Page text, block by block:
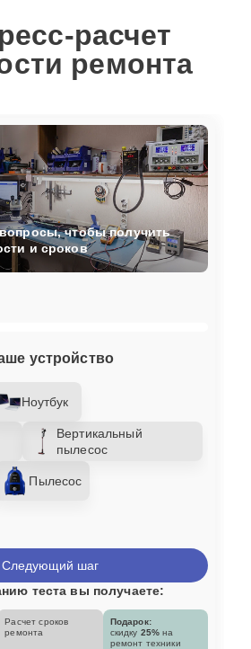
расчет
ремонта
устройство
Ноутбук
Вертикальный
пылесос
Пылесос
чтобы получить
и сроков
Следующий шаг
теста вы получаете:
Расчет сроков
ремонта
Подарок:
скидку 25% на
ремонт техники